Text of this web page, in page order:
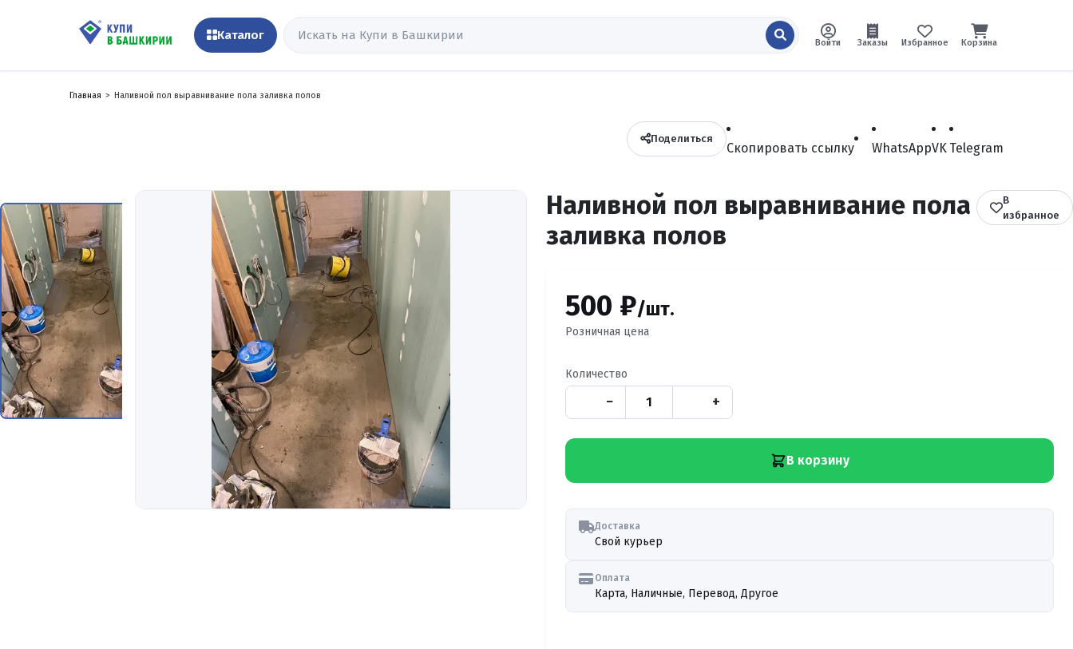
Каталог
Войти Заказы Избранное Корзина
Главная Наливной пол выравнивание пола заливка полов
Поделиться
Скопировать ссылку WhatsAppVK Telegram
Наливной пол выравнивание пола
заливка полов
В
избранное
500 ₽/шт.
Розничная цена
Количество
− +
В корзину
Доставка
Свой курьер
Оплата
Карта, Наличные, Перевод, Другое